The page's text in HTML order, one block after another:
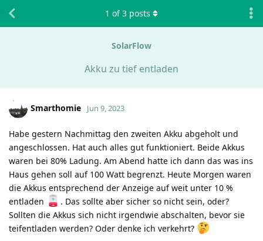
SolarFlow
Akku zu tief entladen
1 of3 posts
Smarthomie Jun 9, 2023
Habe gestern Nachmittag den zweiten Akku abgeholt und
angeschlossen. Hat auch alles gut funktioniert. Beide Akkus
waren bei 80% Ladung. Am Abend hatte ich dann das was ins
Haus gehen soll auf 100 Watt begrenzt. Heute Morgen waren
die Akkus entsprechend der Anzeige auf weit unter 10 %
entladen
. Das sollte aber sicher so nicht sein, oder?
Sollten die Akkus sich nicht irgendwie abschalten, bevor sie
teifentladen werden? Oder denke ich verkehrt?